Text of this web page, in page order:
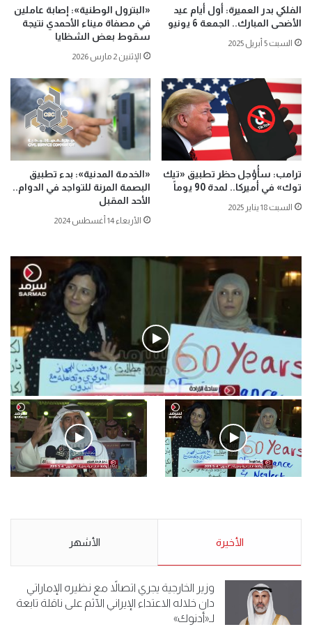
الفلكي بدر العميرة: أول أيام عيد
الأضحى المبارك.. الجمعة 6 يونيو
السبت 5 أبريل 2025
«البترول الوطنية»: إصابة عاملين
في مصفاة ميناء الأحمدي نتيجة
سقوط بعض الشظايا
الإثنين 2 مارس 2026
ترامب: سأُؤجل حظر تطبيق «تيك
توك» في أميركا.. لمدة 90 يوماً
السبت 18 يناير 2025
«الخدمة المدنية»: بدء تطبيق
البصمة المرنة للتواجد في الدوام..
الأحد المقبل
الأربعاء 14 أغسطس 2024
فيديو
.وقفة احتجاجية رمزية لـ”#البدون” في ساحة الإرادة 4-5-2019.
الأحد 5 مايو 2019
5-2019.
نبيع مخدرات يعني ولا خمر؟!.
الأخيرة الأشهر
وزير الخارجية يجري اتصالاً مع نظيره الإماراتي
دان خلاله الاعتداء الإيراني الآثم على ناقلة تابعة
لـ«أدنوك»